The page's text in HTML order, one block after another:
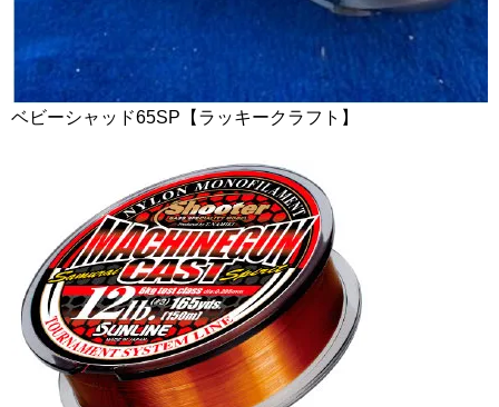
ベビーシャッド65SP【ラッキークラフト】